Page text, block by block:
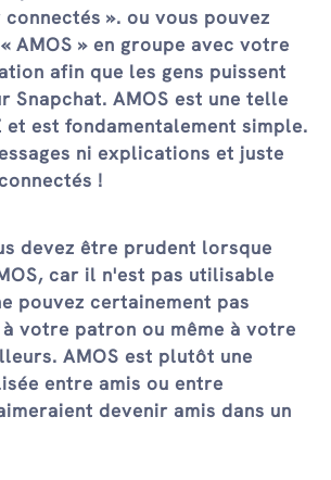
». ou vous pouvez
AMOS » en groupe avec votre
afin que les gens puissent
Snapchat. AMOS est une telle
et est fondamentalement simple.
ni explications et juste
!
devez être prudent lorsque
car il n'est pas utilisable
pouvez certainement pas
votre patron ou même à votre
AMOS est plutôt une
entre amis ou entre
devenir amis dans un